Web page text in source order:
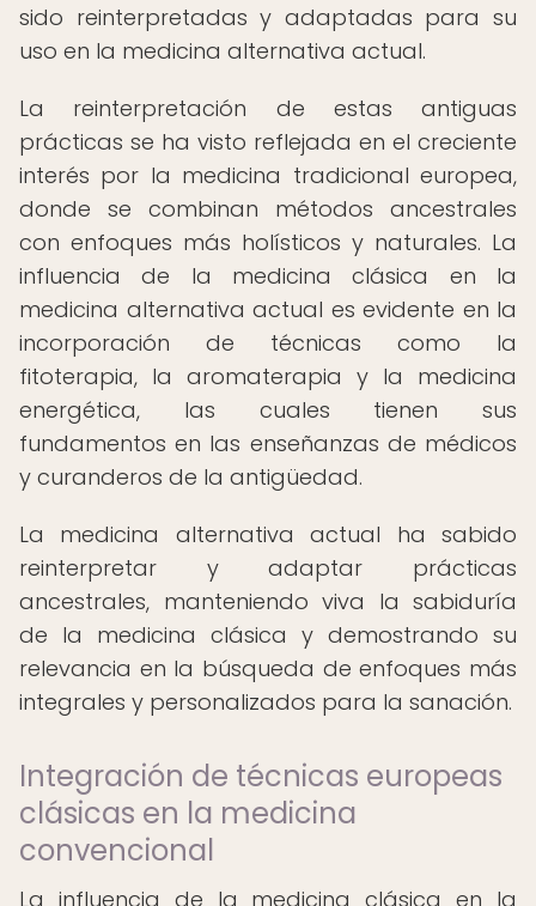
sido reinterpretadas y adaptadas para su
uso en la medicina alternativa actual.
La reinterpretación de estas antiguas
prácticas se ha visto reflejada en el creciente
interés por la medicina tradicional europea,
donde se combinan métodos ancestrales
con enfoques más holísticos y naturales. La
influencia de la medicina clásica en la
medicina alternativa actual es evidente en la
incorporación de técnicas como la
fitoterapia, la aromaterapia y la medicina
energética, las cuales tienen sus
fundamentos en las enseñanzas de médicos
y curanderos de la antigüedad.
La medicina alternativa actual ha sabido
reinterpretar y adaptar prácticas
ancestrales, manteniendo viva la sabiduría
de la medicina clásica y demostrando su
relevancia en la búsqueda de enfoques más
integrales y personalizados para la sanación.
Integración de técnicas europeas
clásicas en la medicina
convencional
La influencia de la medicina clásica en la